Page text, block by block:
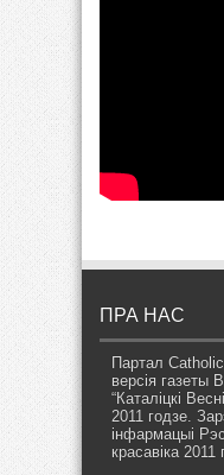
ПРА НАС
Партал
версія газеты
“Каталіцкі
2011 годзе.
інфармацыі
красавіка 2011